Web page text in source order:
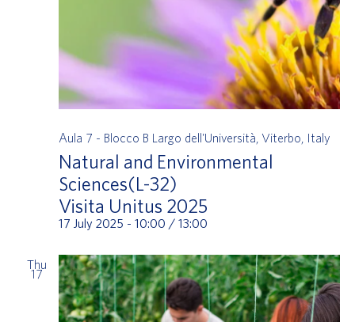
Natural and Environmental
Sciences(L-32)
Visita Unitus 2025
17 July 2025 - 10:00 / 13:00
Aula 7 - Blocco B Largo dell'Università, Viterbo, Italy
Thu
17